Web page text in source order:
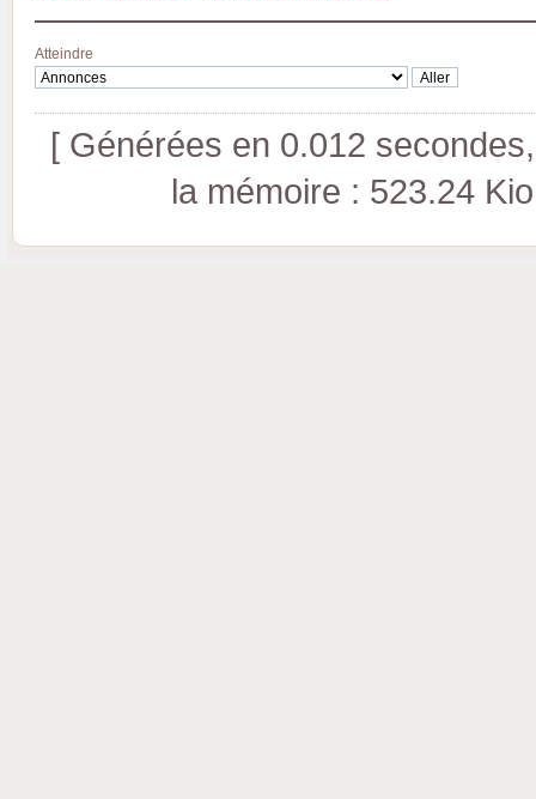
Atteindre
[ Générées en 0.012
la mémoire : 523.24